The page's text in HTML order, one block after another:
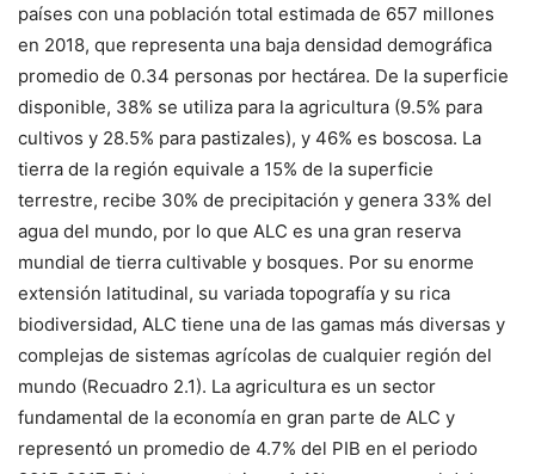
países con una población total estimada de 657 millones
en 2018, que representa una baja densidad demográfica
promedio de 0.34 personas por hectárea. De la superficie
disponible, 38% se utiliza para la agricultura (9.5% para
cultivos y 28.5% para pastizales), y 46% es boscosa. La
tierra de la región equivale a 15% de la superficie
terrestre, recibe 30% de precipitación y genera 33% del
agua del mundo, por lo que ALC es una gran reserva
mundial de tierra cultivable y bosques. Por su enorme
extensión latitudinal, su variada topografía y su rica
biodiversidad, ALC tiene una de las gamas más diversas y
complejas de sistemas agrícolas de cualquier región del
mundo (Recuadro 2.1). La agricultura es un sector
fundamental de la economía en gran parte de ALC y
representó un promedio de 4.7% del PIB en el periodo